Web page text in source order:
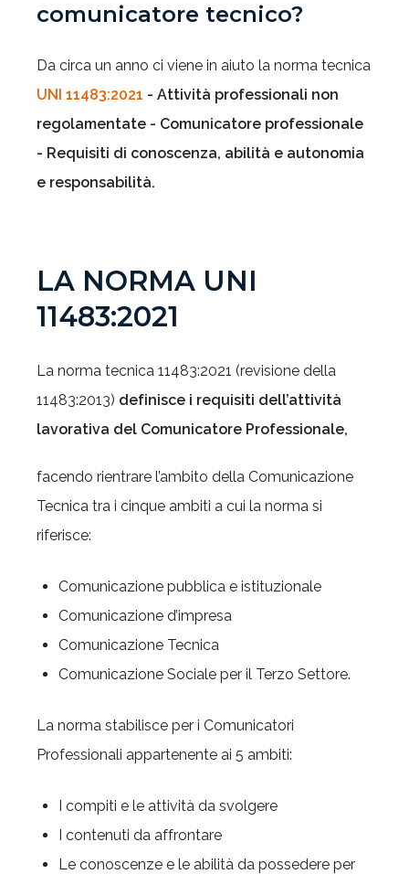
comunicatore tecnico?
Da circa un anno ci viene in aiuto la norma tecnica
UNI 11483:2021 - Attività professionali non
regolamentate - Comunicatore professionale
- Requisiti di conoscenza, abilità e autonomia
e responsabilità.
LA NORMA UNI
11483:2021
La norma tecnica 11483:2021 (revisione della
11483:2013) definisce i requisiti dell’attività
lavorativa del Comunicatore Professionale,
facendo rientrare l’ambito della Comunicazione
Tecnica tra i cinque ambiti a cui la norma si
riferisce:
Comunicazione pubblica e istituzionale
Comunicazione d’impresa
Comunicazione Tecnica
Comunicazione Sociale per il Terzo Settore.
La norma stabilisce per i Comunicatori
Professionali appartenente ai 5 ambiti:
I compiti e le attività da svolgere
I contenuti da affrontare
Le conoscenze e le abilità da possedere per